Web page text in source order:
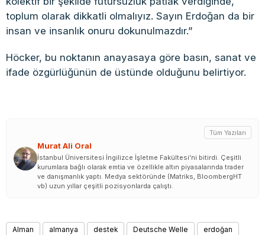
toplum olarak dikkatli olmalıyız. Sayın Erdoğan da bir
insan ve insanlık onuru dokunulmazdır.”
Höcker, bu noktanın anayasaya göre basın, sanat ve
ifade özgürlüğünün de üstünde olduğunu belirtiyor.
Murat Ali Oral
Tüm Yazıları
İstanbul Üniversitesi İngilizce İşletme Fakültesi'ni bitirdi. Çeşitli
kurumlara bağlı olarak emtia ve özellikle altın piyasalarında trader
ve danışmanlık yaptı. Medya sektöründe (Matriks, BloombergHT
vb) uzun yıllar çeşitli pozisyonlarda çalıştı.
Alman almanya destek Deutsche Welle
erdoğan